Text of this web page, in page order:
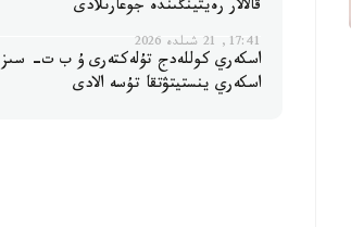
قالالار رەيتينگىندە جوعارىلادى
17:41, 21 شىلدە 2026
اسكەري كوللەدج تۇلەكتەرى ۇ ب ت- سىز
اسكەري ينستيتۋتقا تۇسە الادى